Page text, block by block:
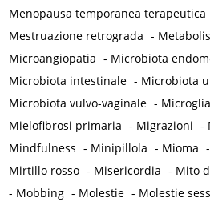
Menopausa temporanea terapeutica
Mestruazione retrograda -
Microangiopatia - Microbiota
Microbiota intestinale - Microbiota
Microbiota vulvo-vaginale - Microglia
Mielofibrosi primaria - Migrazioni -
Mindfulness - Minipillola - Mioma -
Mirtillo rosso - Misericordia - Mito
- Mobbing - Molestie - Molestie